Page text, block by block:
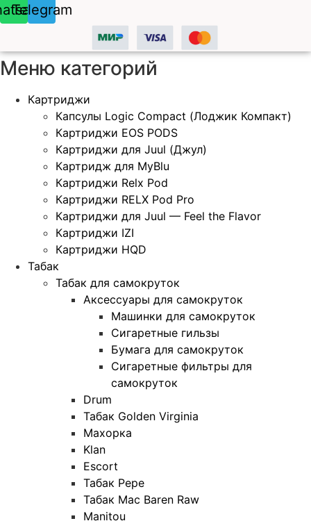
Telegram
Меню категорий
Картриджи
Капсулы Logic Compact (Лоджик Компакт)
Картриджи EOS PODS
Картриджи для Juul (Джул)
Картридж для MyBlu
Картриджи Relx Pod
Картриджи RELX Pod Pro
Картриджи для Juul — Feel the Flavor
Картриджи IZI
Картриджи HQD
Табак
Табак для самокруток
Аксессуары для самокруток
Машинки для самокруток
Сигаретные гильзы
Бумага для самокруток
Сигаретные фильтры для
самокруток
Drum
Табак Golden Virginia
Махорка
Klan
Escort
Табак Pepe
Табак Mac Baren Raw
Manitou